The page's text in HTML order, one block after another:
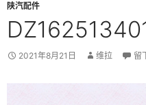
陕汽配件
2021年8月21日 维拉 留